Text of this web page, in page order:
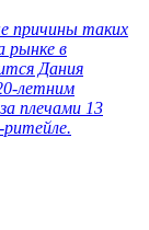
причины таких
рынке в
Дания
летним
плечами 13